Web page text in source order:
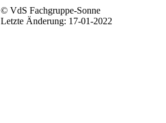
© VdS Fachgruppe-Sonne
Letzte Änderung: 17-01-2022